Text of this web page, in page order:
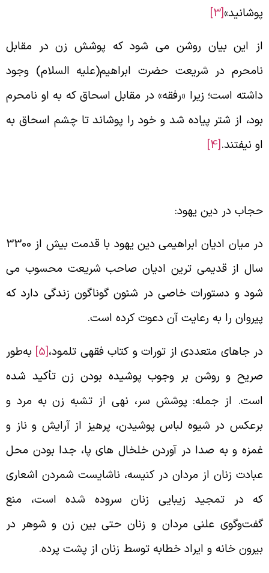
[3]
این بیان روشن می شود که پوشش زن در مقابل
در شریعت حضرت ابراهیم(علیه السلام) وجود
است؛ زیرا «رفقه» در مقابل اسحاق که به او نامحرم
از شتر پیاده شد و خود را پوشاند تا چشم اسحاق به
نیفتند.[4]
در دین یهود:
در میان ادیان ابراهیمی دین یهود با قدمت بیش از 3300
از قدیمی ترین ادیان صاحب شریعت محسوب می
و دستورات خاصی در شئون گوناگون زندگی دارد که
را به رعایت آن دعوت کرده است.
جاهای متعددی از تورات و کتاب فقهی تلمود،[5]
به‌طور
و روشن بر وجوب پوشیده بودن زن تأکید شده
از جمله: پوشش سر، نهی از تشبه زن به مرد و
در شیوه لباس پوشیدن، پرهیز از آرایش و ناز و
و به صدا در آوردن خلخال های پا، جدا بودن محل
زنان از مردان در کنیسه، ناشایست شمردن اشعاری
در تمجید زیبایی زنان سروده شده است، منع
علنی مردان و زنان حتی بین زن و شوهر در
خانه و ایراد خطابه توسط زنان از پشت پرده.